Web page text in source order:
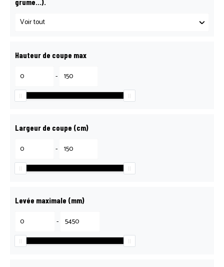
Hauteur de coupe max
-
Largeur de coupe (cm)
-
Levée maximale (mm)
-